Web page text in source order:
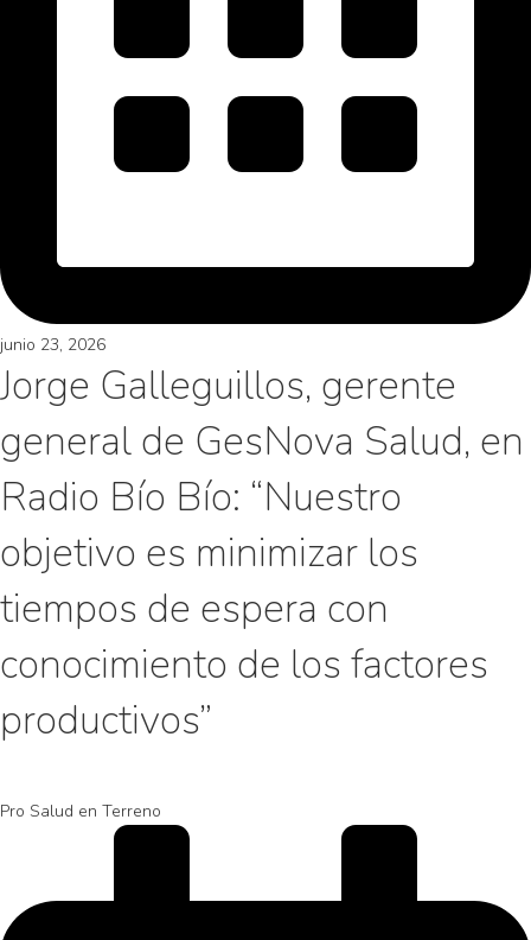
junio 23, 2026
Jorge Galleguillos, gerente
general de GesNova Salud, en
Radio Bío Bío: “Nuestro
objetivo es minimizar los
tiempos de espera con
conocimiento de los factores
productivos”
Pro Salud en Terreno